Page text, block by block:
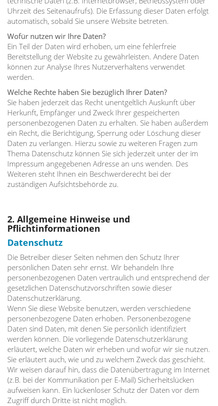
Uhrzeit des Seitenaufrufs). Die Erfassung dieser Daten erfolgt
automatisch, sobald Sie unsere Website betreten.
Wofür nutzen wir Ihre Daten?
Ein Teil der Daten wird erhoben, um eine fehlerfreie
Bereitstellung der Website zu gewährleisten. Andere Daten
können zur Analyse Ihres Nutzerverhaltens verwendet
werden.
Welche Rechte haben Sie bezüglich Ihrer Daten?
Sie haben jederzeit das Recht unentgeltlich Auskunft über
Herkunft, Empfänger und Zweck Ihrer gespeicherten
personenbezogenen Daten zu erhalten. Sie haben außerdem
ein Recht, die Berichtigung, Sperrung oder Löschung dieser
Daten zu verlangen. Hierzu sowie zu weiteren Fragen zum
Thema Datenschutz können Sie sich jederzeit unter der im
Impressum angegebenen Adresse an uns wenden. Des
Weiteren steht Ihnen ein Beschwerderecht bei der
zuständigen Aufsichtsbehörde zu.
2. Allgemeine Hinweise und
Pflichtinformationen
Datenschutz
Die Betreiber dieser Seiten nehmen den Schutz Ihrer
persönlichen Daten sehr ernst. Wir behandeln Ihre
personenbezogenen Daten vertraulich und entsprechend der
gesetzlichen Datenschutzvorschriften sowie dieser
Datenschutzerklärung.
Wenn Sie diese Website benutzen, werden verschiedene
personenbezogene Daten erhoben. Personenbezogene
Daten sind Daten, mit denen Sie persönlich identifiziert
werden können. Die vorliegende Datenschutzerklärung
erläutert, welche Daten wir erheben und wofür wir sie nutzen.
Sie erläutert auch, wie und zu welchem Zweck das geschieht.
Wir weisen darauf hin, dass die Datenübertragung im Internet
(z.B. bei der Kommunikation per E-Mail) Sicherheitslücken
aufweisen kann. Ein lückenloser Schutz der Daten vor dem
Zugriff durch Dritte ist nicht möglich.